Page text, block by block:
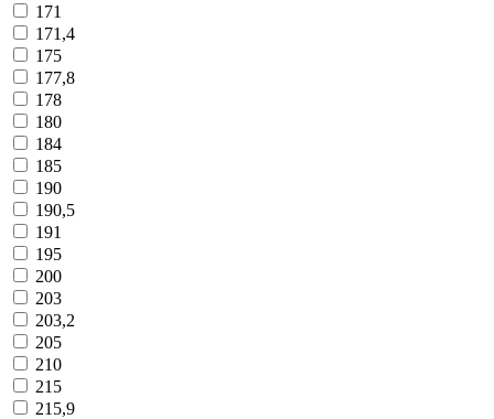
171
171,4
175
177,8
178
180
184
185
190
190,5
191
195
200
203
203,2
205
210
215
215,9